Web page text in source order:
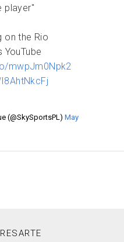
player"
on the Rio
YouTube
mwpJm0Npk2
(@SkySportsPL) May